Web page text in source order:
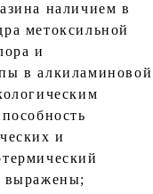
наличием в
метоксильной
и
в алкиламиновой
и
выражены;